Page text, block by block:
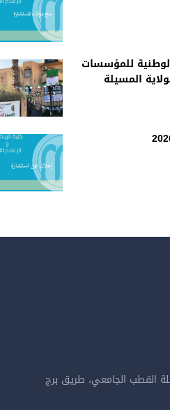
للجائزة الوطنية للمؤسسات
المسيلة
القطب الجامعي، طريق برج